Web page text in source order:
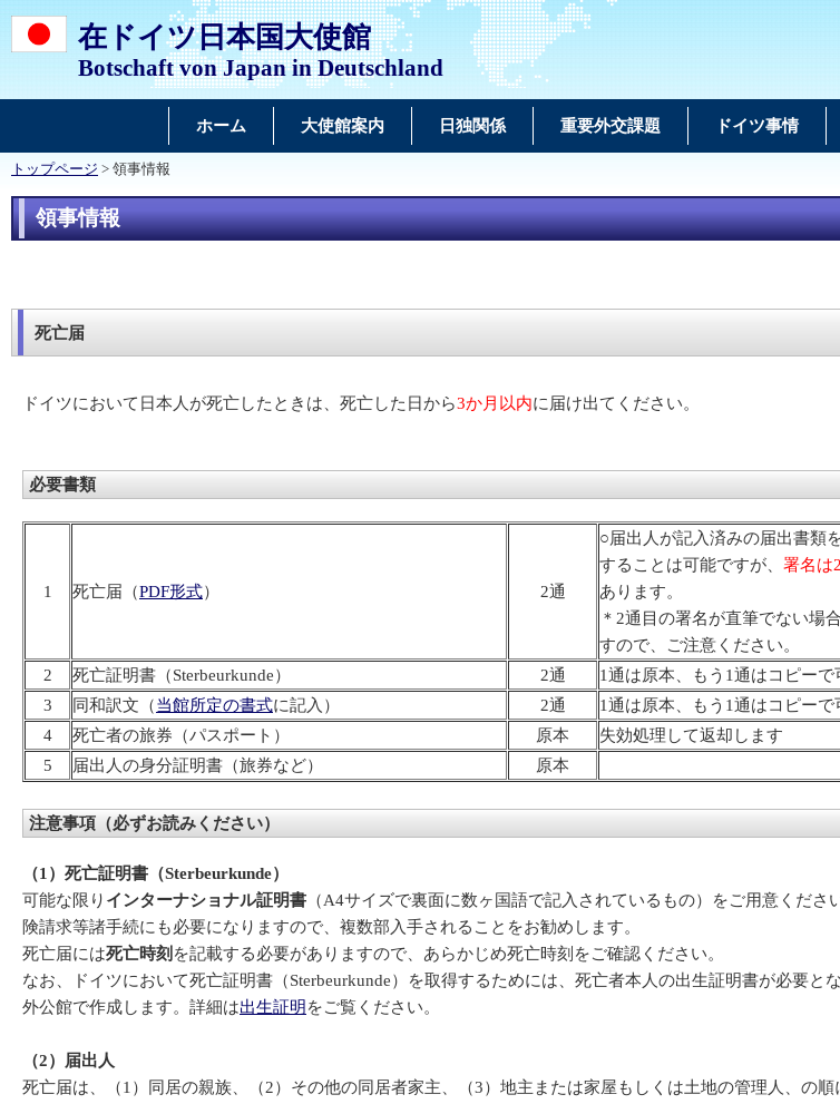
在ドイツ日本国大使館
Botschaft von Japan in Deutschland
ホーム 大使館案内 日独関係 重要外交課題 ドイツ事情
トップページ > 領事情報
領事情報
死亡届
ドイツにおいて日本人が死亡したときは、死亡した日から3か月以内に届け出てください。
必要書類
1 死亡届（PDF形式） 2通
○届出人が記入済みの届出書類
することは可能ですが、 署名は
あります。
＊2通目の署名が直筆でない場
すので、ご注意ください。
2 死亡証明書（Sterbeurkunde） 2通
1通は原本、もう1通はコピーで
3
同和訳文（当館所定の書式に記入） 2通
1通は原本、もう1通はコピーで
4
死亡者の旅券（パスポート） 原本
失効処理して返却します
5
届出人の身分証明書（旅券など） 原本
注意事項（必ずお読みください）
（1）死亡証明書（Sterbeurkunde）
可能な限り インターナショナル証明書 （A4サイズで裏面に数ヶ国語で記入されているもの）をご用意くだ
険請求等諸手続にも必要になりますので、複数部入手されることをお勧めします。
死亡届には死亡時刻 を記載する必要がありますので、あらかじめ死亡時刻をご確認ください。
なお、ドイツにおいて死亡証明書（Sterbeurkunde）を取得するためには、死亡者本人の出生証明書が必要と
外公館で作成します。詳細は出生証明 をご覧ください。
（2）届出人
死亡届は、（1）同居の親族、（2）その他の同居者家主、（3）地主または家屋もしくは土地の管理人、の